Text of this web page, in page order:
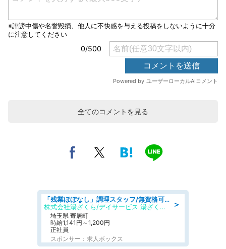
全てのコメントを見る
＞
「残業ほぼなし」調理スタッフ/無資格可/正職員/日勤のみ/デイサービス/社会保障完備
株式会社湯ざくら/デイサービス 湯ざくらケアリゾート
埼玉県 寄居町
時給1,141円～1,200円
正社員
スポンサー：求人ボックス